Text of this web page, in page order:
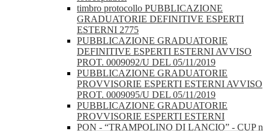
timbro protocollo PUBBLICAZIONE
GRADUATORIE DEFINITIVE ESPERTI
ESTERNI 2775
PUBBLICAZIONE GRADUATORIE
DEFINITIVE ESPERTI ESTERNI AVVISO
PROT. 0009092/U DEL 05/11/2019
PUBBLICAZIONE GRADUATORIE
PROVVISORIE ESPERTI ESTERNI AVVISO
PROT. 0009095/U DEL 05/11/2019
PUBBLICAZIONE GRADUATORIE
PROVVISORIE ESPERTI ESTERNI
PON - “TRAMPOLINO DI LANCIO” - CUP n